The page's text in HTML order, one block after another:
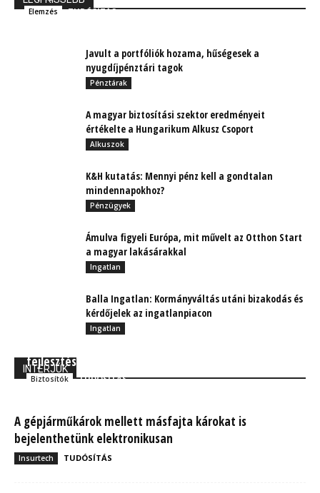
Elemzés TUDÓSÍTÁS
Javult a portfóliók hozama, hűségesek a
nyugdíjpénztári tagok
Pénztárak
A magyar biztosítási szektor eredményeit
értékelte a Hungarikum Alkusz Csoport
Alkuszok
K&H kutatás: Mennyi pénz kell a gondtalan
mindennapokhoz?
Pénzügyek
Ámulva figyeli Európa, mit művelt az Otthon Start
a magyar lakásárakkal
Ingatlan
Balla Ingatlan: Kormányváltás utáni bizakodás és
kérdőjelek az ingatlanpiacon
Ingatlan
INTERJÚK
fejlesztésekkel indítja a 2024-es évet a Colonnade
Biztosítók TUDÓSÍTÁS
A gépjárműkárok mellett másfajta károkat is
bejelenthetünk elektronikusan
Insurtech TUDÓSÍTÁS